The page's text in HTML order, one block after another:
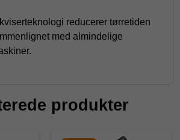
reducerer tørretiden
med almindelige
produkter